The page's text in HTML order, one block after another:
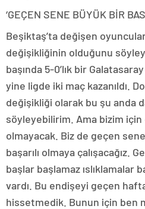
‘GEÇEN SENE BÜYÜK BİR
Beşiktaş’ta değişen
değişikliğinin olduğunu
başında 5-0’lık bir
yine ligde iki maç kazanıldı.
değişikliği olarak bu şu anda
söyleyebilirim. Ama bizim
olmayacak. Biz de geçen
başarılı olmaya çalışacağız.
başlar başlamaz ıslıklamalar
vardı. Bu endişeyi geçen
hissetmedik. Bunun için ben